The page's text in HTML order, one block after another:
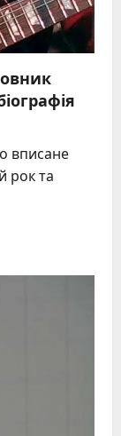
вписане
рок та